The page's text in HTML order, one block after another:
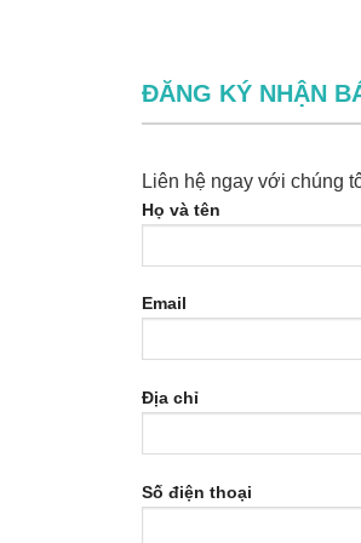
ĐĂNG KÝ NHẬN
Liên hệ ngay với chúng
Họ và tên
Email
Địa chỉ
Số điện thoại